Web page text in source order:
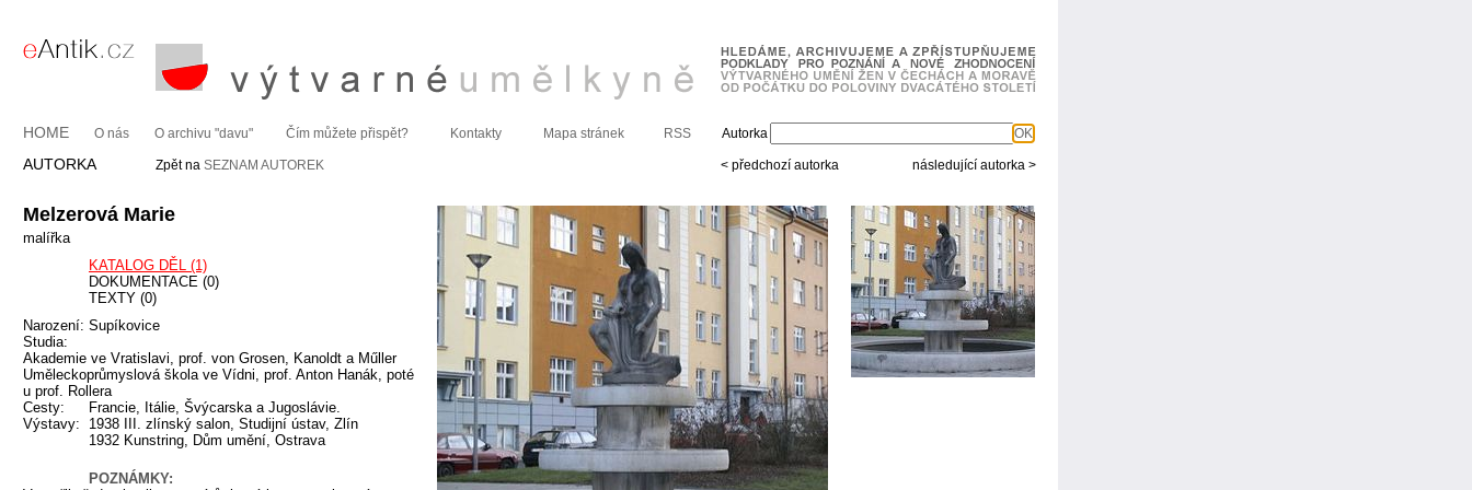
HOME O nás O archivu "davu" Čím můžete přispět? Kontakty Mapa stránek RSS Autorka OK
AUTORKA Zpět na SEZNAM AUTOREK < předchozí autorka následující autorka >
Melzerová Marie
malířka
KATALOG DĚL (1)
DOKUMENTACE (0)
TEXTY (0)
Narození: Supíkovice
Studia:
Akademie ve Vratislavi, prof. von Grosen, Kanoldt a Műller
Uměleckoprůmyslová škola ve Vídni, prof. Anton Hanák, poté
u prof. Rollera
Cesty:
Francie, Itálie, Švýcarska a Jugoslávie.
Výstavy:
1938 III. zlínský salon, Studijní ústav, Zlín
1932 Kunstring, Dům umění, Ostrava
POZNÁMKY: